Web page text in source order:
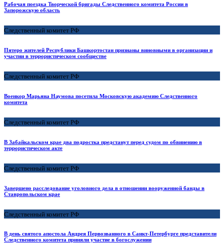
Рабочая поездка Творческой бригады Следственного комитета России в
Запорожскую область
Следственный комитет РФ
Пятеро жителей Республики Башкортостан признаны виновными в организации и
участии в террористическом сообществе
Следственный комитет РФ
Военкор Марьяна Наумова посетила Московскую академию Следственного
комитета
Следственный комитет РФ
В Забайкальском крае два подростка предстанут перед судом по обвинению в
террористическом акте
Следственный комитет РФ
Завершено расследование уголовного дела в отношении вооруженной банды в
Ставропольском крае
Следственный комитет РФ
В день святого апостола Андрея Первозванного в Санкт-Петербурге представители
Следственного комитета приняли участие в богослужении